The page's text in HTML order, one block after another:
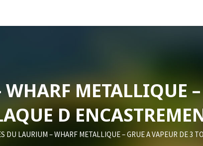
METALLIQUE
D
DU LAURIUM – WHARF METALLIQUE – GRUE A VAPEUR DE 3